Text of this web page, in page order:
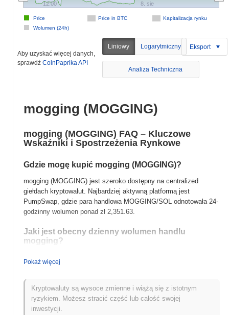
Price in BTC
Kapitalizacja rynku
Wolumen (24h)
Price
12:00 8. sie
Aby uzyskać więcej danych,
sprawdź CoinPaprika API
Liniowy Logarytmiczny Eksport
Analiza Techniczna
mogging (MOGGING)
mogging (MOGGING) FAQ – Kluczowe
Wskaźniki i Spostrzeżenia Rynkowe
Gdzie mogę kupić mogging (MOGGING)?
mogging (MOGGING) jest szeroko dostępny na centralized
giełdach kryptowalut. Najbardziej aktywną platformą jest
PumpSwap, gdzie para handlowa MOGGING/SOL odnotowała 24-
godzinny wolumen ponad zł 2,351.63.
Jaki jest obecny dzienny wolumen handlu
mogging?
zł 2,351.63
, pokazując spadek o
poprzednim dniem. Sugeruje to krótkoterminowe zmniejszenie
aktywności handlowej.
Jaka jest historia zakresu cen mogging?
Pokaż więcej
Kryptowaluty są wysoce zmienne i wiążą się z istotnym
ryzykiem. Możesz stracić część lub całość swojej
inwestycji.